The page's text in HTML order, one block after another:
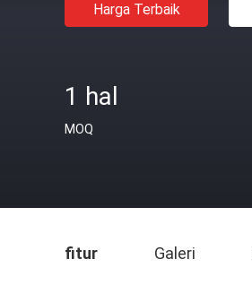
Harga Terbaik
1 hal
MOQ
fitur Galeri